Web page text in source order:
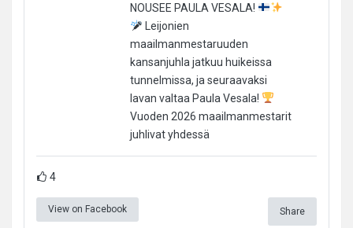
NOUSEE PAULA VESALA!
Leijonien
maailmanmestaruuden
kansanjuhla jatkuu huikeissa
tunnelmissa, ja seuraavaksi
lavan valtaa Paula Vesala!
Vuoden 2026 maailmanmestarit
juhlivat yhdessä
4
View on Facebook Share